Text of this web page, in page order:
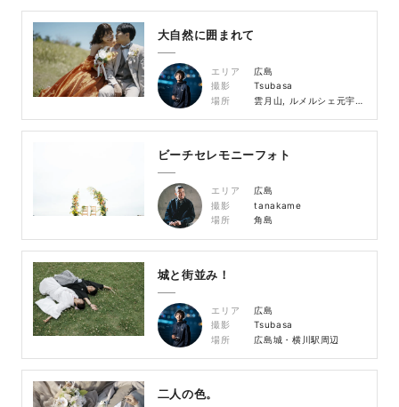
大自然に囲まれて
エリア
広島
撮影
Tsubasa
場所
雲月山, ルメルシェ元宇品, 元宇品公園
ビーチセレモニーフォト
エリア
広島
撮影
tanakame
場所
角島
城と街並み！
エリア
広島
撮影
Tsubasa
場所
広島城・横川駅周辺
二人の色。